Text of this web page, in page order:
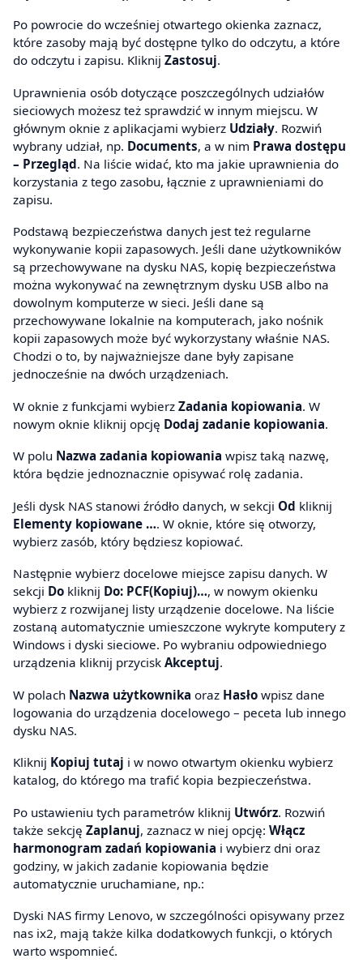
Po powrocie do wcześniej otwartego okienka zaznacz,
które zasoby mają być dostępne tylko do odczytu, a które
do odczytu i zapisu. Kliknij Zastosuj.
Uprawnienia osób dotyczące poszczególnych udziałów
sieciowych możesz też sprawdzić w innym miejscu. W
głównym oknie z aplikacjami wybierz Udziały. Rozwiń
wybrany udział, np. Documents, a w nim Prawa dostępu
– Przegląd. Na liście widać, kto ma jakie uprawnienia do
korzystania z tego zasobu, łącznie z uprawnieniami do
zapisu.
Podstawą bezpieczeństwa danych jest też regularne
wykonywanie kopii zapasowych. Jeśli dane użytkowników
są przechowywane na dysku NAS, kopię bezpieczeństwa
można wykonywać na zewnętrznym dysku USB albo na
dowolnym komputerze w sieci. Jeśli dane są
przechowywane lokalnie na komputerach, jako nośnik
kopii zapasowych może być wykorzystany właśnie NAS.
Chodzi o to, by najważniejsze dane były zapisane
jednocześnie na dwóch urządzeniach.
W oknie z funkcjami wybierz Zadania kopiowania. W
nowym oknie kliknij opcję Dodaj zadanie kopiowania.
W polu Nazwa zadania kopiowania wpisz taką nazwę,
która będzie jednoznacznie opisywać rolę zadania.
Jeśli dysk NAS stanowi źródło danych, w sekcji Od kliknij
Elementy kopiowane …. W oknie, które się otworzy,
wybierz zasób, który będziesz kopiować.
Następnie wybierz docelowe miejsce zapisu danych. W
sekcji Do kliknij Do: PCF(Kopiuj)…, w nowym okienku
wybierz z rozwijanej listy urządzenie docelowe. Na liście
zostaną automatycznie umieszczone wykryte komputery z
Windows i dyski sieciowe. Po wybraniu odpowiedniego
urządzenia kliknij przycisk Akceptuj.
W polach Nazwa użytkownika oraz Hasło wpisz dane
logowania do urządzenia docelowego – peceta lub innego
dysku NAS.
Kliknij Kopiuj tutaj i w nowo otwartym okienku wybierz
katalog, do którego ma trafić kopia bezpieczeństwa.
Po ustawieniu tych parametrów kliknij Utwórz. Rozwiń
także sekcję Zaplanuj, zaznacz w niej opcję: Włącz
harmonogram zadań kopiowania i wybierz dni oraz
godziny, w jakich zadanie kopiowania będzie
automatycznie uruchamiane, np.:
Dyski NAS firmy Lenovo, w szczególności opisywany przez
nas ix2, mają także kilka dodatkowych funkcji, o których
warto wspomnieć.